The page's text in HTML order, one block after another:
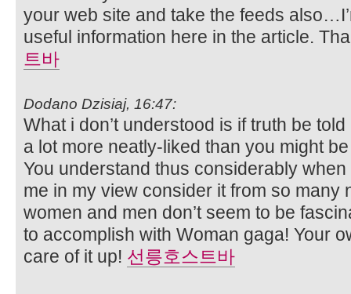
your web site and take the feeds
useful information here in the article.
트바
Dodano Dzisiaj, 16:47:
What i don’t understood is if truth be
a lot more neatly-liked than you might
You understand thus considerably
me in my view consider it from so many
women and men don’t seem to be
to accomplish with Woman gaga! Your
care of it up! 선릉호스트바